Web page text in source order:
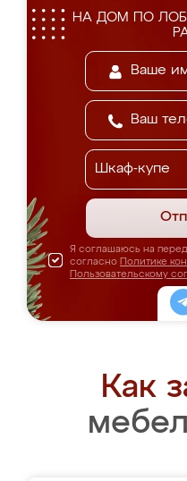
НА ДОМ ПО
Я соглашаюсь на
согласно Политике
Пользовательскому
Как